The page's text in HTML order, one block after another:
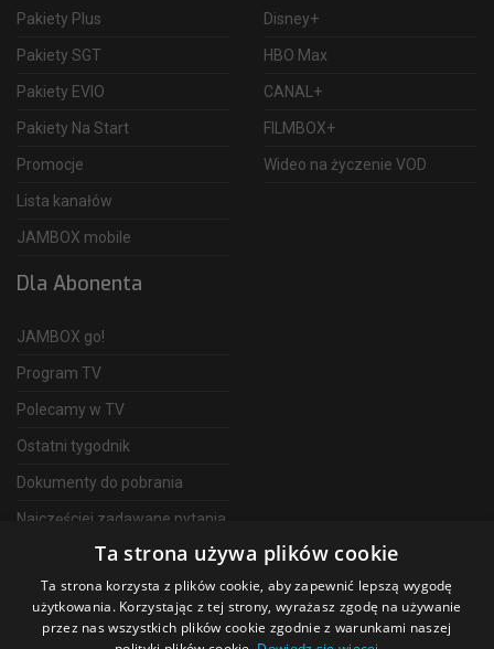
Pakiety Plus
Pakiety SGT
Pakiety EVIO
Pakiety Na Start
Promocje
Lista kanałów
JAMBOX mobile
Disney+
HBO Max
CANAL+
FILMBOX+
Wideo na życzenie VOD
Dla Abonenta
JAMBOX go!
Program TV
Polecamy w TV
Ostatni tygodnik
Dokumenty do pobrania
Najczęściej zadawane pytania
Telewizja Światłowodowa
Ta strona używa plików cookie
Ta strona korzysta z plików cookie, aby zapewnić lepszą wygodę
użytkowania. Korzystając z tej strony, wyrażasz zgodę na używanie
przez nas wszystkich plików cookie zgodnie z warunkami naszej